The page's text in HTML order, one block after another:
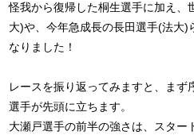
怪我から復帰した桐生選手に加え、
大)や、今年急成長の長田選手(法大)
なりました！
レースを振り返ってみますと、まず
選手が先頭に立ちます。
大瀬戸選手の前半の強さは、スター